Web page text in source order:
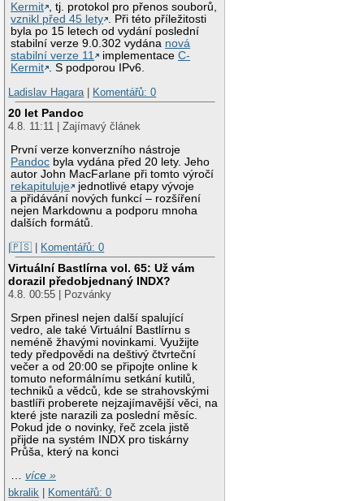
Kermit , tj. protokol pro přenos souborů,
vznikl před 45 lety . Při této příležitosti
byla po 15 letech od vydání poslední
stabilní verze 9.0.302 vydána nová
stabilní verze 11
implementaceC-
Kermit . S podporou IPv6.
Ladislav Hagara | Komentářů: 0
20 let Pandoc
4.8. 11:11 | Zajímavý článek
První verze konverzního nástroje
Pandoc byla vydána před 20 lety. Jeho
autor John MacFarlane při tomto výročí
rekapituluje
jednotlivé etapy vývoje
a přidávání nových funkcí – rozšíření
nejen Markdownu a podporu mnoha
dalších formátů.
|🇵🇸 | Komentářů: 0
Virtuální Bastlírna vol. 65: Už vám
dorazil předobjednaný INDX?
4.8. 00:55 | Pozvánky
Srpen přinesl nejen další spalující
vedro, ale také Virtuální Bastlírnu s
neméně žhavými novinkami. Využijte
tedy předpovědi na deštivý čtvrteční
večer a od 20:00 se připojte online k
tomuto neformálnímu setkání kutilů,
techniků a vědců, kde se strahovskými
bastlíři proberete nejzajímavější věci, na
které jste narazili za poslední měsíc.
Pokud jde o novinky, řeč zcela jistě
přijde na systém INDX pro tiskárny
Průša, který na konci
…více »
bkralik
Komentářů: 0